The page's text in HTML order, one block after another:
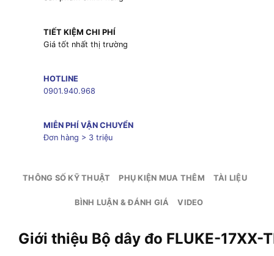
TIẾT KIỆM CHI PHÍ
Giá tốt nhất thị trường
HOTLINE
0901.940.968
MIỄN PHÍ VẬN CHUYỂN
Đơn hàng > 3 triệu
THÔNG SỐ KỸ THUẬT PHỤ KIỆN MUA THÊM TÀI LIỆU
BÌNH LUẬN & ĐÁNH GIÁ VIDEO
Giới thiệu Bộ dây đo FLUKE-17XX-